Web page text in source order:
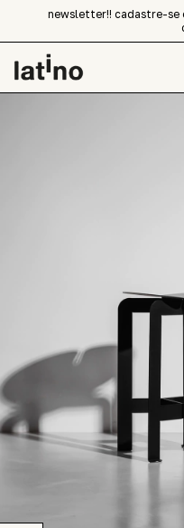
newsletter!! cadastre-se